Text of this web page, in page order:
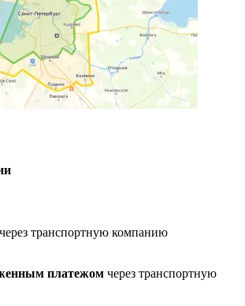
транспортную компанию
платежом через транспортную